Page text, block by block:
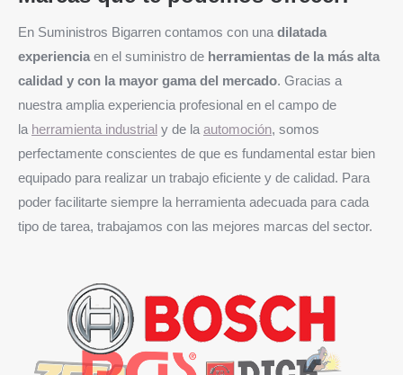
En Suministros Bigarren contamos con una dilatada
experiencia en el suministro de herramientas de la más alta
calidad y con la mayor gama del mercado. Gracias a
nuestra amplia experiencia profesional en el campo de
la herramienta industrial y de la automoción, somos
perfectamente conscientes de que es fundamental estar bien
equipado para realizar un trabajo eficiente y de calidad. Para
poder facilitarte siempre la herramienta adecuada para cada
tipo de tarea, trabajamos con las mejores marcas del sector.